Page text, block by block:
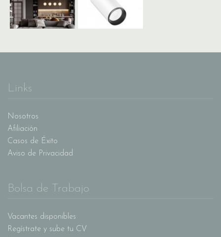
Links
Nosotros
Afiliación
Casos de Éxito
Aviso de Privacidad
Bolsa de Trabajo
Vacantes disponibles
Regístrate y sube tu CV